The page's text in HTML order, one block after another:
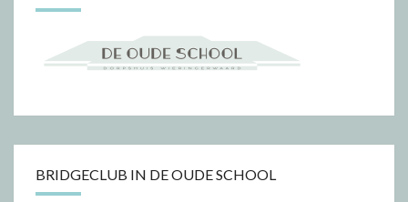
BRIDGECLUB IN DE OUDE SCHOOL